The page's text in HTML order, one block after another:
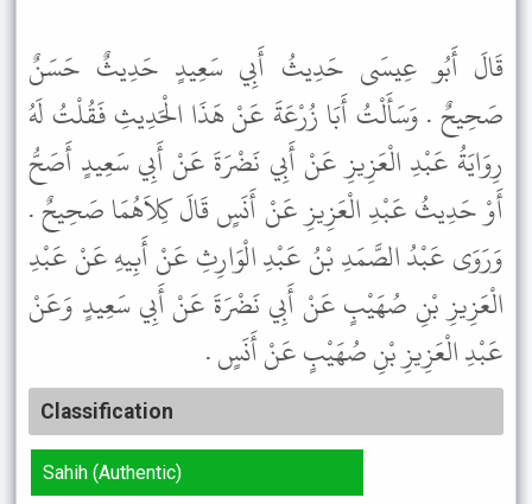
قَالَ أَبُو عِيسَى حَدِيثُ أَبِي سَعِيدٍ حَدِيثٌ حَسَنٌ
صَحِيحٌ . وَسَأَلْتُ أَبَا زُرْعَةَ عَنْ هَذَا الْحَدِيثِ فَقُلْتُ لَهُ
رِوَايَةُ عَبْدِ الْعَزِيزِ عَنْ أَبِي نَضْرَةَ عَنْ أَبِي سَعِيدٍ أَصَحُّ
أَوْ حَدِيثُ عَبْدِ الْعَزِيزِ عَنْ أَنَسٍ قَالَ كِلاَهُمَا صَحِيحٌ .
وَرَوَى عَبْدُ الصَّمَدِ بْنُ عَبْدِ الْوَارِثِ عَنْ أَبِيهِ عَنْ عَبْدِ
الْعَزِيزِ بْنِ صُهَيْبٍ عَنْ أَبِي نَضْرَةَ عَنْ أَبِي سَعِيدٍ وَعَنْ
عَبْدِ الْعَزِيزِ بْنِ صُهَيْبٍ عَنْ أَنَسٍ .
Classification
Sahih (Authentic)